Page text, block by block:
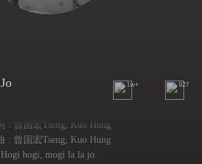
1w+ 927
: 曾国宏Tseng, Kuo Hung
: 曾国宏Tseng, Kuo Hung
Hogi hogi, mogi la la jo.